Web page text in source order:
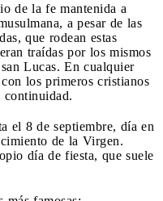
de la fe mantenida a
a pesar de las
que rodean estas
traídas por los mismos
Lucas. En cualquier
los primeros cristianos
continuidad.
el 8 de septiembre, día en
de la Virgen.
día de fiesta, que suele